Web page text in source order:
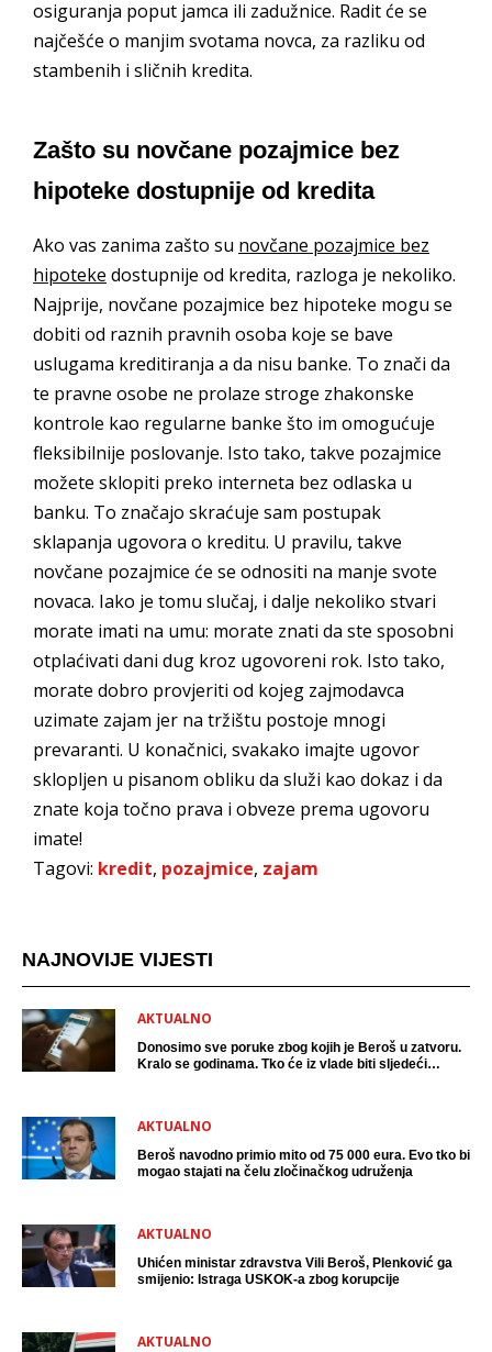
osiguranja poput jamca ili zadužnice. Radit će se
najčešće o manjim svotama novca, za razliku od
stambenih i sličnih kredita.
Zašto su novčane pozajmice bez
hipoteke dostupnije od kredita
Ako vas zanima zašto su novčane pozajmice bez
hipoteke dostupnije od kredita, razloga je nekoliko.
Najprije, novčane pozajmice bez hipoteke mogu se
dobiti od raznih pravnih osoba koje se bave
uslugama kreditiranja a da nisu banke. To znači da
te pravne osobe ne prolaze stroge zhakonske
kontrole kao regularne banke što im omogućuje
fleksibilnije poslovanje. Isto tako, takve pozajmice
možete sklopiti preko interneta bez odlaska u
banku. To značajo skraćuje sam postupak
sklapanja ugovora o kreditu. U pravilu, takve
novčane pozajmice će se odnositi na manje svote
novaca. Iako je tomu slučaj, i dalje nekoliko stvari
morate imati na umu: morate znati da ste sposobni
otplaćivati dani dug kroz ugovoreni rok. Isto tako,
morate dobro provjeriti od kojeg zajmodavca
uzimate zajam jer na tržištu postoje mnogi
prevaranti. U konačnici, svakako imajte ugovor
sklopljen u pisanom obliku da služi kao dokaz i da
znate koja točno prava i obveze prema ugovoru
imate!
Tagovi: kredit, pozajmice, zajam
NAJNOVIJE VIJESTI
AKTUALNO
Donosimo sve poruke zbog kojih je Beroš u zatvoru.
Kralo se godinama. Tko će iz vlade biti sljedeći
AKTUALNO
Beroš navodno primio mito od 75 000 eura. Evo tko bi
mogao stajati na čelu zločinačkog udruženja
AKTUALNO
Uhićen ministar zdravstva Vili Beroš, Plenković ga
smijenio: Istraga USKOK-a zbog korupcije
AKTUALNO